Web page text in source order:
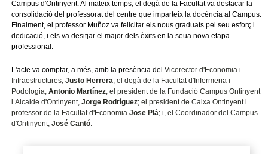
Campus d'Ontinyent. Al mateix temps, el degà de la Facultat va destacar la
consolidació del professorat del centre que imparteix la docència al Campus.
Finalment, el professor Muñoz va felicitar els nous graduats pel seu esforç i
dedicació, i els va desitjar el major dels èxits en la seua nova etapa
professional.
L'acte va comptar, a més, amb la presència delVicerector d'Economia i
Infraestructures,Justo Herrera; el degà de la Facultat d'Infermeria i
Podologia,Antonio Martínez; el president de la Fundació Campus Ontinyent
iAlcalde d'Ontinyent,Jorge Rodríguez; el president de Caixa Ontinyent i
professor de la Facultat d'EconomiaJose Plà; i, el Coordinador del Campus
d'Ontinyent, José Cantó